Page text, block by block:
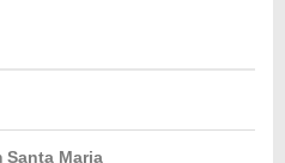
Maria